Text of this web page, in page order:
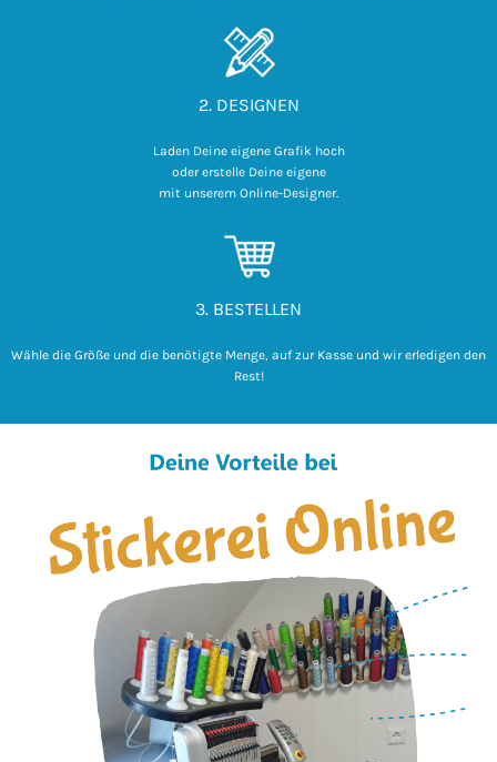
2. DESIGNEN
Laden Deine eigene Grafik hoch
oder erstelle Deine eigene
mit unserem Online-Designer.
3. BESTELLEN
Wähle die Größe und die benötigte Menge, auf zur Kasse und wir erledigen den
Rest!